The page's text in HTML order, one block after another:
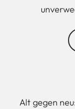
Alt gegen